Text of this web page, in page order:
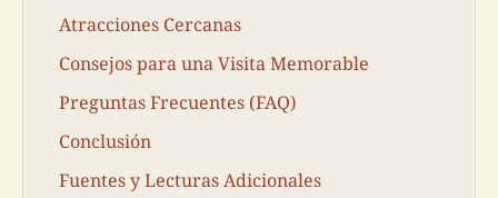
Atracciones Cercanas
Consejos para una Visita Memorable
Preguntas Frecuentes (FAQ)
Conclusión
Fuentes y Lecturas Adicionales